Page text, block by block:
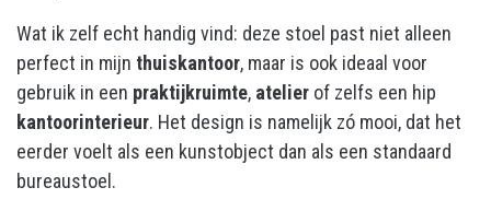
Wat ik zelf echt handig vind: deze stoel past niet alleen
perfect in mijn thuiskantoor, maar is ook ideaal voor
gebruik in een praktijkruimte, atelier of zelfs een hip
kantoorinterieur. Het design is namelijk zó mooi, dat het
eerder voelt als een kunstobject dan als een standaard
bureaustoel.